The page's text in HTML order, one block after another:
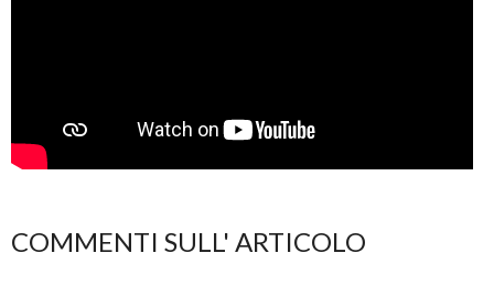
COMMENTI SULL' ARTICOLO